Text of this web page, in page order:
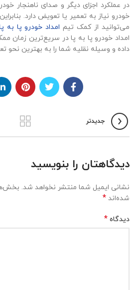
در عملکرد اجزای دیگر و صدای ناهنجار
خودرو نیاز به تعمیر یا تعویض دارد.
می‌توانید از کمک تیمامداد خودرو پا به
امداد خودرو پا به پا در سریع‌ترین
داده و وسیله نقلیه شما را به بهترین نحو
جدیدتر
دیدگاهتان را بنویسید
نشانی ایمیل شما منتشر نخواهد شد.
شده‌اند *
دیدگاه *